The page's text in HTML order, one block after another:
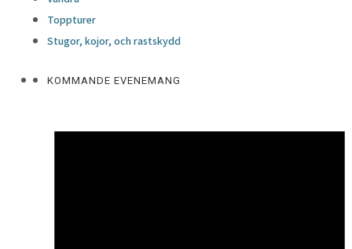
Toppturer
Stugor, kojor, och rastskydd
KOMMANDE EVENEMANG